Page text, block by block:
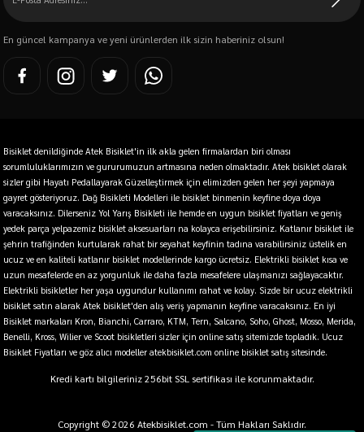
En güncel kampanya ve yeni ürünlerden ilk sizin haberiniz olsun!
Bisiklet denildiğinde Atek Bisiklet'in ilk akla gelen firmalardan biri olması
sorumluluklarımızın ve gururumuzun artmasına neden olmaktadır. Atek bisiklet olarak
sizler gibi Hayatı Pedallayarak Güzelleştirmek için elimizden gelen her şeyi yapmaya
gayret gösteriyoruz. Dağ Bisikleti Modelleri ile bisiklet binmenin keyfine doya doya
varacaksınız. Dilerseniz Yol Yarış Bisikleti ile hemde en uygun bisiklet fiyatları ve geniş
yedek parça yelpazemiz bisiklet aksesuarları na kolayca erişebilirsiniz. Katlanır bisiklet ile
şehrin trafiğinden kurtularak rahat bir seyahat keyfinin tadına varabilirsiniz üstelik en
ucuz ve en kaliteli katlanır bisiklet modellerinde kargo ücretsiz. Elektrikli bisiklet kısa ve
uzun mesafelerde en az yorgunluk ile daha fazla mesafelere ulaşmanızı sağlayacaktır.
Elektrikli bisikletler her yaşa uygundur kullanımı rahat ve kolay. Sizde bir ucuz elektrikli
bisiklet satın alarak Atek bisiklet'den alış veriş yapmanın keyfine varacaksınız. En iyi
Bisiklet markaları Kron, Bianchi, Carraro, KTM, Tern, Salcano, Soho, Ghost, Mosso, Merida,
Benelli, Kross, Wilier ve Scoot bisikletleri sizler için online satış sitemizde topladık. Ucuz
Bisiklet Fiyatları ve göz alıcı modeller atekbisiklet.com online bisiklet satış sitesinde.
Kredi kartı bilgileriniz 256bit SSL sertifikası ile korunmaktadır.
Copyright © 2026 Atekbisiklet.com - Tüm Hakları Saklıdır.